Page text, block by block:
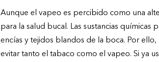
Aunque el vapeo es percibido como una
para la salud bucal. Las sustancias
encías y tejidos blandos de la boca. Por
evitar tanto el tabaco como el vapeo. Si ya